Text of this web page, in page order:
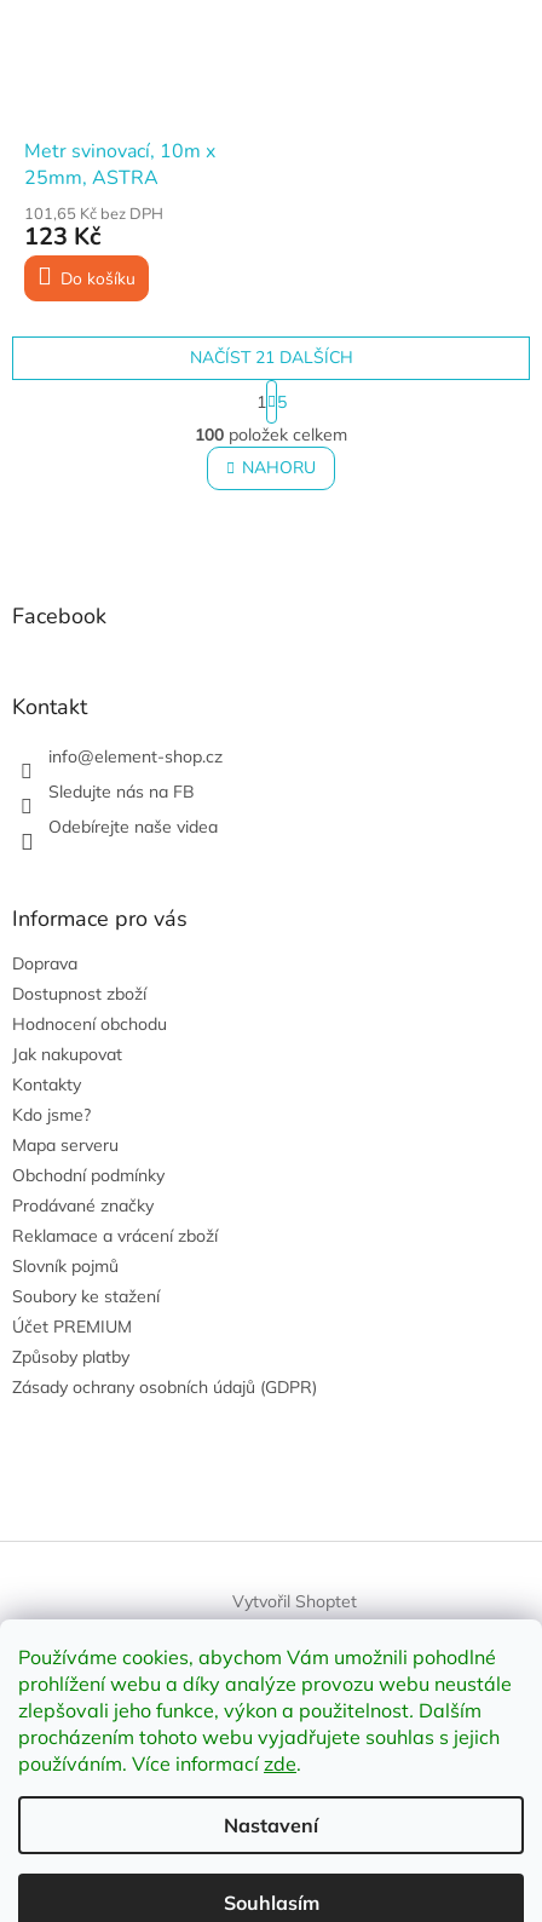
Používáme cookies, abychom Vám umožnili pohodlné
prohlížení webu a díky analýze provozu webu neustále
zlepšovali jeho funkce, výkon a použitelnost. Dalším
procházením tohoto webu vyjadřujete souhlas s jejich
používáním. Více informacízde.
Nastavení
Souhlasím
Metr svinovací, 10m x
25mm, ASTRA
101,65 Kč bez DPH
123 Kč
Do košíku
O
v
l
á
NAČÍST 21 DALŠÍCH
S
t
r
á
n
k
1 5
100 položek celkem
NAHORU
Facebook
Kontakt
info@element-shop.cz
Sledujte nás na FB
Odebírejte naše videa
Informace pro vás
Doprava
Dostupnost zboží
Hodnocení obchodu
Jak nakupovat
Kontakty
Kdo jsme?
Mapa serveru
Obchodní podmínky
Prodávané značky
Reklamace a vrácení zboží
Slovník pojmů
Soubory ke stažení
Účet PREMIUM
Způsoby platby
Zásady ochrany osobních údajů (GDPR)
Vytvořil Shoptet
Copyright 2026 element-shop.cz
. Všechna práva vyhrazena.
Upravit nastavení cookies